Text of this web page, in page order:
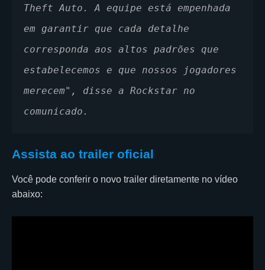
Theft Auto. A equipe está empenhada
em garantir que cada detalhe
corresponda aos altos padrões que
estabelecemos e que nossos jogadores
merecem", disse a Rockstar no
comunicado.
Assista ao trailer oficial
Você pode conferir o novo trailer diretamente no vídeo
abaixo: